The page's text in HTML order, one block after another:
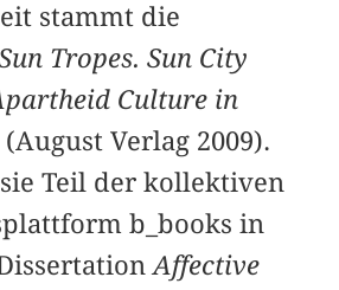
stammt die
Tropes. Sun City
Culture in
(August Verlag 2009).
Teil der kollektiven
b_books in
Affective